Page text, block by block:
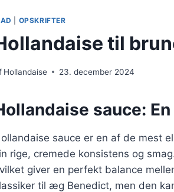
OPSKRIFTER
til
Hollandaise 23. december 2024
sauce:
sauce er en af de mest
rige, cremede konsistens og
giver en perfekt balance
til æg Benedict, men den